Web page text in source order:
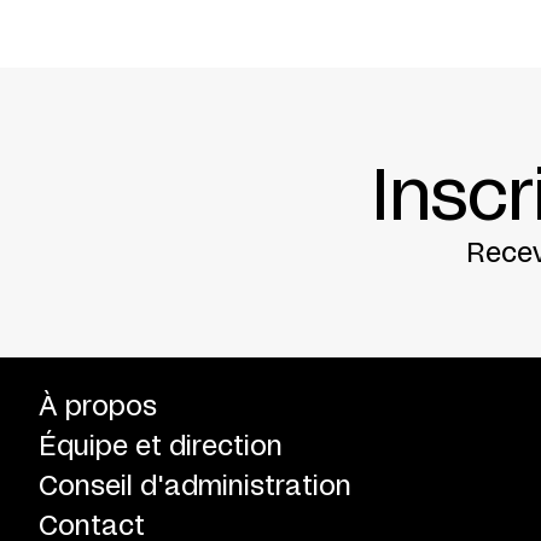
À propos
Équipe et direction
Conseil d'administration
Contact